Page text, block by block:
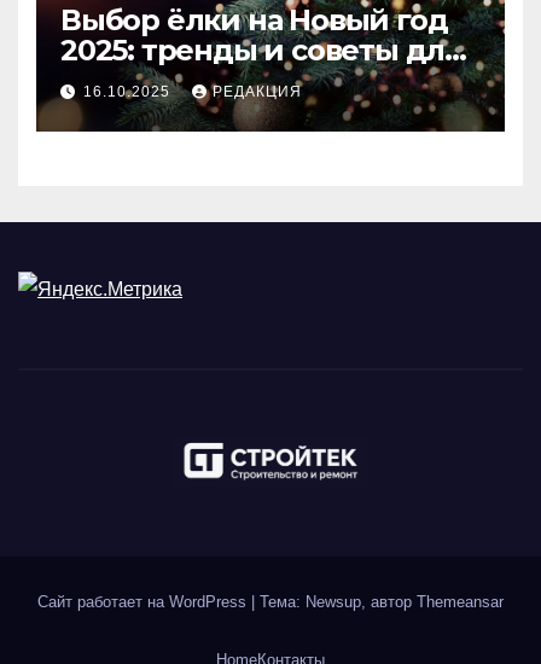
Выбор ёлки на Новый год
2025: тренды и советы для
идеального праздника
16.10.2025 РЕДАКЦИЯ
Сайт работает на WordPress Тема: Newsup, автор Themeansar
HomeКонтакты